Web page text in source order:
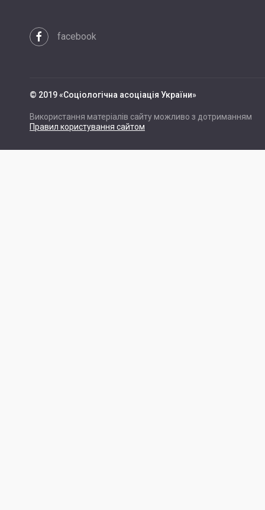
facebook
© 2019 «Cоціологічна асоціація України»
Використання матеріалів сайту можливо з дотриманням
Правил користування сайтом